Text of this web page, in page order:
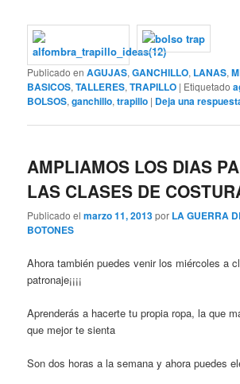
Publicado en AGUJAS,GANCHILLO, LANAS,
BASICOS,TALLERES,TRAPILLO | Etiquetado
BOLSOS,ganchillo,trapillo | Deja una
AMPLIAMOS LOS DIAS
LAS CLASES DE
Publicado elmarzo 11, 2013por LA GUERRA
BOTONES
Ahora también puedes venir los miércoles a
patronaje¡¡¡¡
Aprenderás a hacerte tu propia ropa, la que
que mejor te sienta
Son dos horas a la semana y ahora puedes